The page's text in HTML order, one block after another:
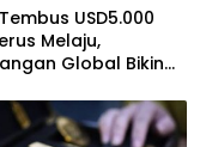
USD5.000
Melaju,
Global Bikin